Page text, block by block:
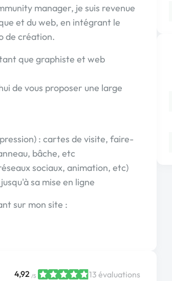
manager, je suis revenue
et du web, en intégrant le
de création.
que graphiste et web
de vous proposer une large
: cartes de visite, faire-
bâche, etc
sociaux, animation, etc)
sa mise en ligne
sur mon site :
4,92 /5 13 évaluations